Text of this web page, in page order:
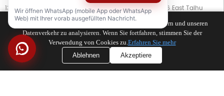
13. Stock, Gebäude G, Kaiping Business Center, Nr. 11666 East Taihu
Avenue, Bezirk Wujiang, Stadt Suzhou, Provinz Jiangsu, China
TEL
+86 133 5804 1040 (WhatsApp)
TEL
+86 180 2130 1136 / +86 133 3865 5578
Wir verwenden Cookies, um Ihr Surferlebnis zu verbessern und unseren
Datenverkehr zu analysieren. Wenn Sie fortfahren, stimmen Sie der
Verwendung von Cookies zu.Erfahren Sie mehr
Ablehnen
Akzeptiere
Wir öffnen WhatsApp (mobile App oder WhatsApp
Web) mit Ihrer vorab ausgefüllten Nachricht.